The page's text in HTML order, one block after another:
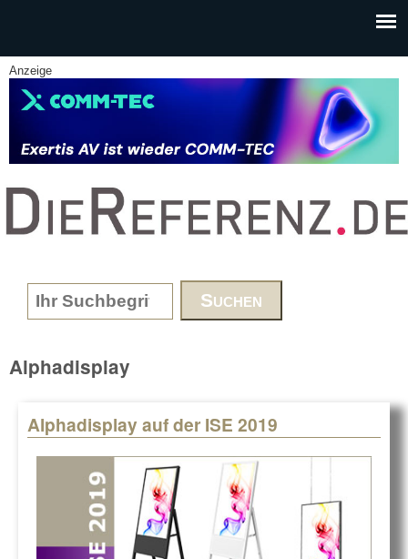
Anzeige
www.DieReferenz.de
Search form
Alphadisplay
Alphadisplay auf der ISE 2019